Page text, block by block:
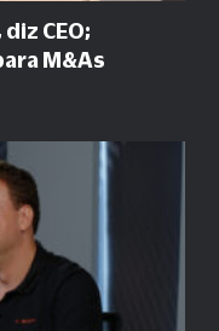
diz CEO;
M&As